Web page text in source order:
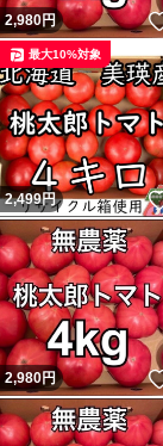
2,980円
2,499円
最大10%対象
2,980円